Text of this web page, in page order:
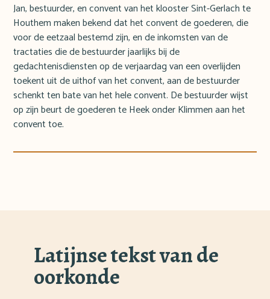
Jan, bestuurder, en convent van het klooster Sint-Gerlach te
Houthem maken bekend dat het convent de goederen, die
voor de eetzaal bestemd zijn, en de inkomsten van de
tractaties die de bestuurder jaarlijks bij de
gedachtenisdiensten op de verjaardag van een overlijden
toekent uit de uithof van het convent, aan de bestuurder
schenkt ten bate van het hele convent. De bestuurder wijst
op zijn beurt de goederen te Heek onder Klimmen aan het
convent toe.
Latijnse tekst van de
oorkonde